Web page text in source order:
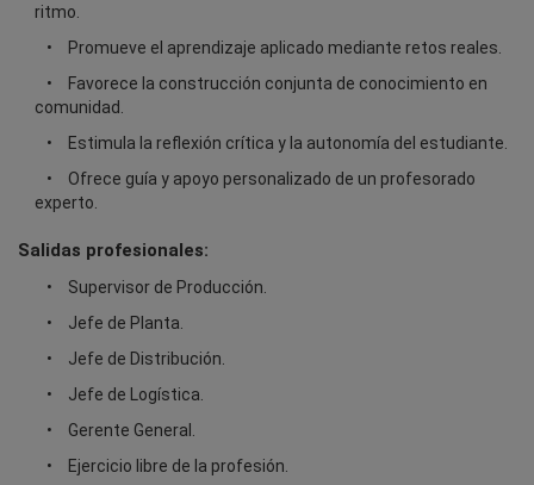
ritmo.
Promueve el aprendizaje aplicado mediante retos reales.
Favorece la construcción conjunta de conocimiento en
comunidad.
Estimula la reflexión crítica y la autonomía del estudiante.
Ofrece guía y apoyo personalizado de un profesorado
experto.
Salidas profesionales:
Supervisor de Producción.
Jefe de Planta.
Jefe de Distribución.
Jefe de Logística.
Gerente General.
Ejercicio libre de la profesión.